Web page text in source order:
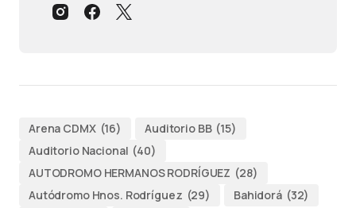
Arena CDMX (16) Auditorio BB (15)
Auditorio Nacional (40)
AUTODROMO HERMANOS RODRÍGUEZ (28)
Autódromo Hnos. Rodríguez (29) Bahidorá (32)